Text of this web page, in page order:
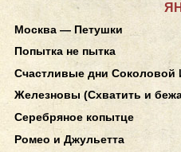
Москва — Петушки
Попытка не пытка
Счастливые дни Соколовой
Железновы (Схватить и
Серебряное копытце
Ромео и Джульетта